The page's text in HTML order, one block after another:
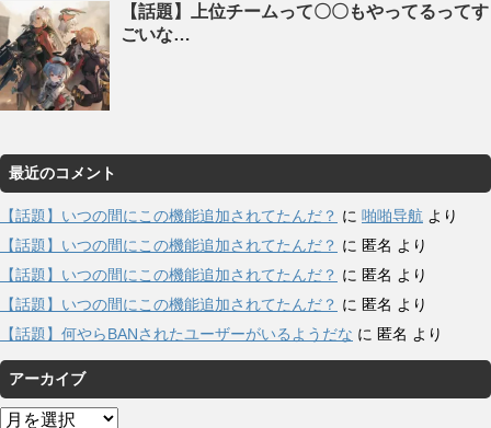
【話題】上位チームって〇〇もやってるってす
ごいな…
最近のコメント
【話題】いつの間にこの機能追加されてたんだ？ に 啪啪导航 より
【話題】いつの間にこの機能追加されてたんだ？ に 匿名 より
【話題】いつの間にこの機能追加されてたんだ？ に 匿名 より
【話題】いつの間にこの機能追加されてたんだ？ に 匿名 より
【話題】何やらBANされたユーザーがいるようだな に 匿名 より
アーカイブ
ア